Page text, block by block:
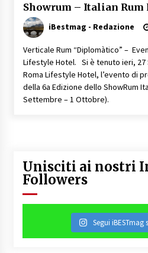
Showrum – Italian Rum
iBestmag - Redazione
Verticale Rum “Diplomàtico” –
Lifestyle Hotel. Si è tenuto ieri, 27
Roma Lifestyle Hotel, l’evento di
della 6a Edizione dello ShowRum
Settembre – 1 Ottobre).
Unisciti ai nostri
Followers
Segui iBESTmag